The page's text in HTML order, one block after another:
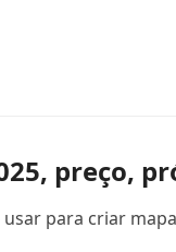
preço,
para criar